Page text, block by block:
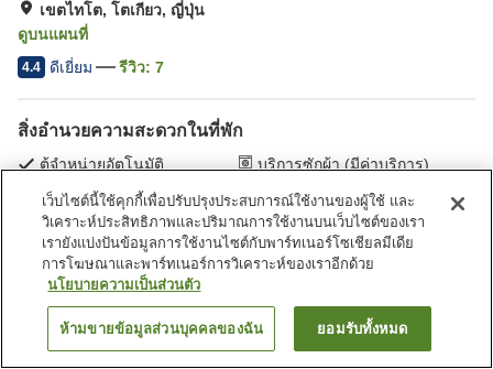
เขตไทโต, โตเกียว, ญี่ปุ่น
ดูบนแผนที่
4.4 ดีเยี่ยม รีวิว: 7
สิ่งอำนวยความสะดวกในที่พัก
ตู้จำหน่ายอัตโนมัติ บริการซักผ้า (มีค่าบริการ)
หน้าแรก ญี่ปุ่น โตเกียว เขตไทโต Hotel Resol Ueno
ค้นหาห้องพัก
เว็บไซต์นี้ใช้คุกกี้เพื่อปรับปรุงประสบการณ์ใช้งานของผู้ใช้ และ
วิเคราะห์ประสิทธิภาพและปริมาณการใช้งานบนเว็บไซต์ของเรา
เรายังแบ่งปันข้อมูลการใช้งานไซต์กับพาร์ทเนอร์โซเชียลมีเดีย
การโฆษณาและพาร์ทเนอร์การวิเคราะห์ของเราอีกด้วย
นโยบายความเป็นส่วนตัว
ห้ามขายข้อมูลส่วนบุคคลของฉัน ยอมรับทั้งหมด